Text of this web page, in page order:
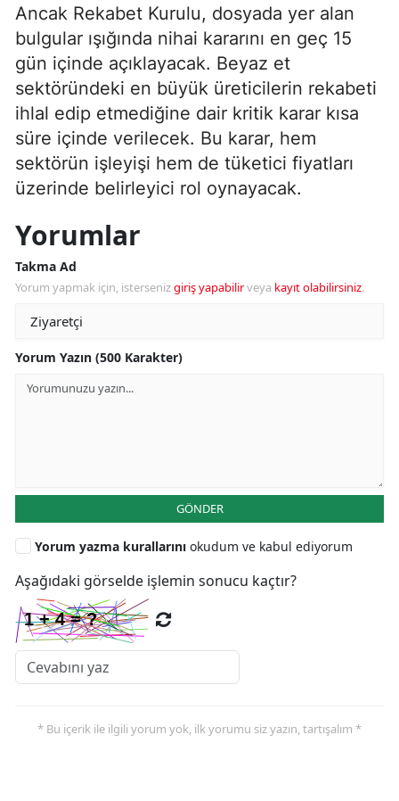
Ancak Rekabet Kurulu, dosyada yer alan
bulgular ışığında nihai kararını en geç 15
gün içinde açıklayacak. Beyaz et
sektöründeki en büyük üreticilerin rekabeti
ihlal edip etmediğine dair kritik karar kısa
süre içinde verilecek. Bu karar, hem
sektörün işleyişi hem de tüketici fiyatları
üzerinde belirleyici rol oynayacak.
Yorumlar
Takma Ad
Yorum yapmak için, istersenizgiriş yapabilirveya kayıt olabilirsiniz.
Yorum Yazın (500 Karakter)
GÖNDER
Yorum yazma kurallarını okudum ve kabul ediyorum
Aşağıdaki görselde işlemin sonucu kaçtır?
* Bu içerik ile ilgili yorum yok, ilk yorumu siz yazın, tartışalım *